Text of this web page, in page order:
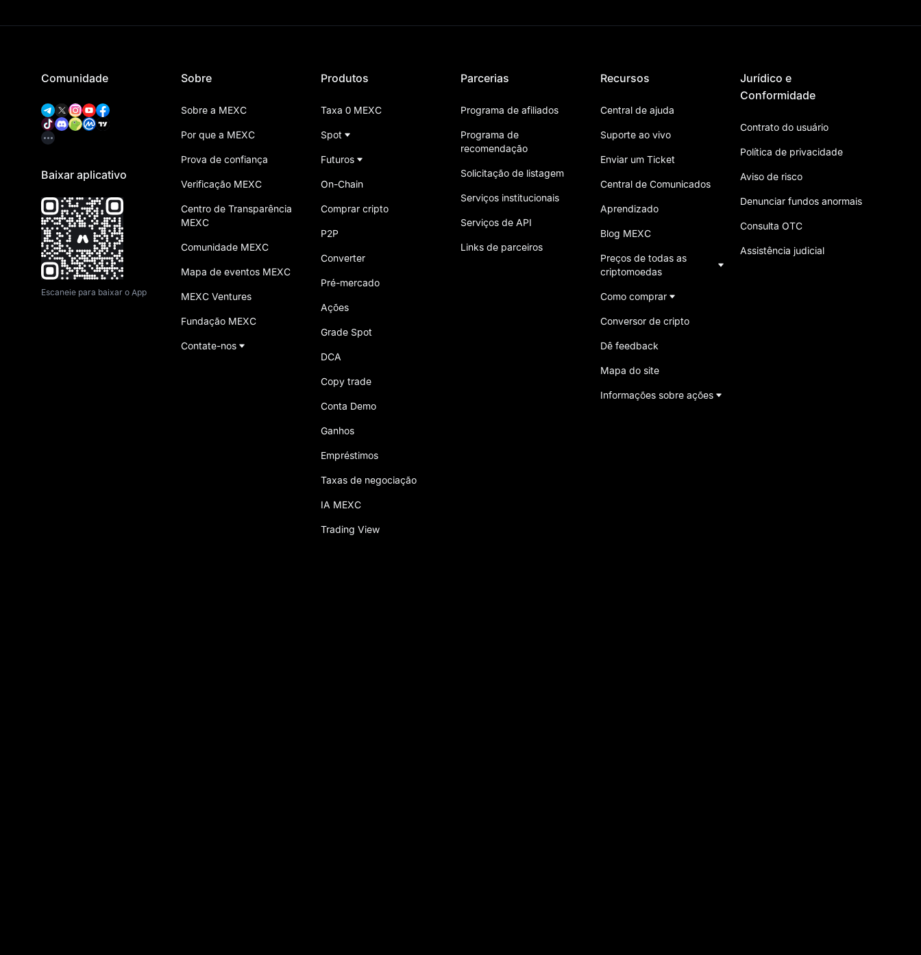
Comunidade
Baixar aplicativo
Escaneie para baixar o App
Sobre
Sobre a MEXC
Por que a MEXC
Prova de confiança
Verificação MEXC
Centro de Transparência
MEXC
Comunidade MEXC
Mapa de eventos MEXC
MEXC Ventures
Fundação MEXC
Contate-nos
Produtos
Taxa 0 MEXC
Spot
Futuros
On-Chain
Comprar cripto
P2P
Converter
Pré-mercado
Ações
Grade Spot
DCA
Copy trade
Conta Demo
Ganhos
Empréstimos
Taxas de negociação
IA MEXC
Trading View
Parcerias
Programa de afiliados
Programa de
recomendação
Solicitação de listagem
Serviços institucionais
Serviços de API
Links de parceiros
Recursos
Central de ajuda
Suporte ao vivo
Enviar um Ticket
Central de Comunicados
Aprendizado
Blog MEXC
Preços de todas as
criptomoedas
Como comprar
Conversor de cripto
Dê feedback
Mapa do site
Informações sobre ações
Jurídico e
Conformidade
Contrato do usuário
Política de privacidade
Aviso de risco
Denunciar fundos anormais
Consulta OTC
Assistência judicial